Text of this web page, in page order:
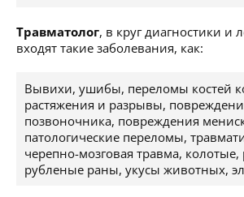
Травматолог, в круг диагностики и
входят такие заболевания, как:
Вывихи, ушибы, переломы костей
растяжения и разрывы,
позвоночника, повреждения
патологические переломы,
черепно-мозговая травма, колотые,
рубленые раны, укусы животных,